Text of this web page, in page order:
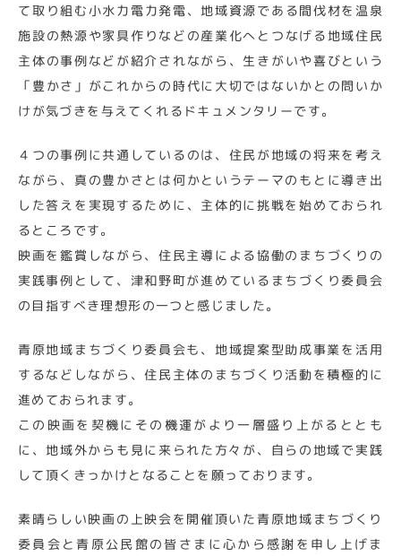
て取り組む小水力電力発電、地域資源である間伐材を温泉
施設の熱源や家具作りなどの産業化へとつなげる地域住民
主体の事例などが紹介されながら、生きがいや喜びという
「豊かさ」がこれからの時代に大切ではないかとの問いか
けが気づきを与えてくれるドキュメンタリーです。
４つの事例に共通しているのは、住民が地域の将来を考え
ながら、真の豊かさとは何かというテーマのもとに導き出
した答えを実現するために、主体的に挑戦を始めておられ
るところです。
映画を鑑賞しながら、住民主導による協働のまちづくりの
実践事例として、津和野町が進めているまちづくり委員会
の目指すべき理想形の一つと感じました。
青原地域まちづくり委員会も、地域提案型助成事業を活用
するなどしながら、住民主体のまちづくり活動を積極的に
進めておられます。
この映画を契機にその機運がより一層盛り上がるととも
に、地域外からも見に来られた方々が、自らの地域で実践
して頂くきっかけとなることを願っております。
素晴らしい映画の上映会を開催頂いた青原地域まちづくり
委員会と青原公民館の皆さまに心から感謝を申し上げま